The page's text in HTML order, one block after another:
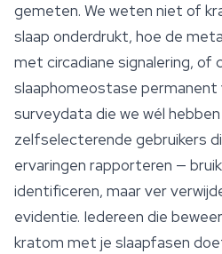
gemeten. We weten niet of
slaap onderdrukt, hoe de
met circadiane signalering, of
slaaphomeostase permanent
surveydata die we wél
zelfselecterende gebruikers
ervaringen rapporteren —
identificeren, maar ver
evidentie. Iedereen die
kratom met je slaapfasen